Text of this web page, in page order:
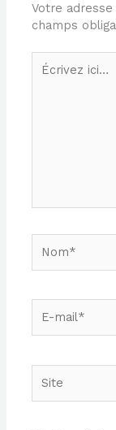
Votre
champs
Écrivez
ici…
mail*